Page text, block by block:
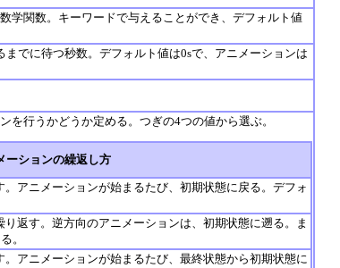
学関数。キーワードで与えることができ、デフォルト値
でに待つ秒数。デフォルト値は0sで、アニメーションは
行うかどうか定める。つぎの4つの値から選ぶ。
ーションの繰返し方
アニメーションが始まるたび、初期状態に戻る。デフォ
返す。逆方向のアニメーションは、初期状態に遡る。ま
。
アニメーションが始まるたび、最終状態から初期状態に